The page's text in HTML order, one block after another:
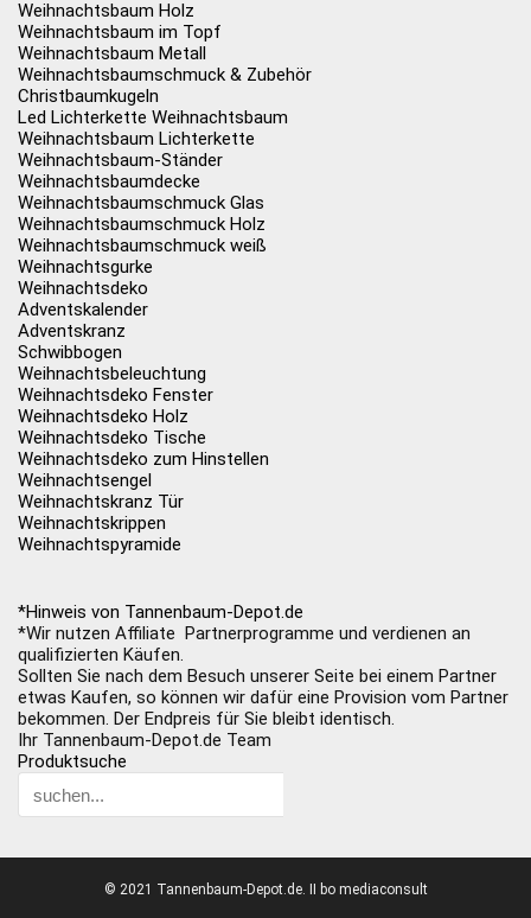
Weihnachtsbaum Holz
Weihnachtsbaum im Topf
Weihnachtsbaum Metall
Weihnachtsbaumschmuck & Zubehör
Christbaumkugeln
Led Lichterkette Weihnachtsbaum
Weihnachtsbaum Lichterkette
Weihnachtsbaum-Ständer
Weihnachtsbaumdecke
Weihnachtsbaumschmuck Glas
Weihnachtsbaumschmuck Holz
Weihnachtsbaumschmuck weiß
Weihnachtsgurke
Weihnachtsdeko
Adventskalender
Adventskranz
Schwibbogen
Weihnachtsbeleuchtung
Weihnachtsdeko Fenster
Weihnachtsdeko Holz
Weihnachtsdeko Tische
Weihnachtsdeko zum Hinstellen
Weihnachtsengel
Weihnachtskranz Tür
Weihnachtskrippen
Weihnachtspyramide
*Hinweis von Tannenbaum-Depot.de
*Wir nutzen Affiliate Partnerprogramme und verdienen an
qualifizierten Käufen.
Sollten Sie nach dem Besuch unserer Seite bei einem Partner
etwas Kaufen, so können wir dafür eine Provision vom Partner
bekommen. Der Endpreis für Sie bleibt identisch.
Ihr Tannenbaum-Depot.de Team
Produktsuche
© 2021 Tannenbaum-Depot.de. II bo mediaconsult